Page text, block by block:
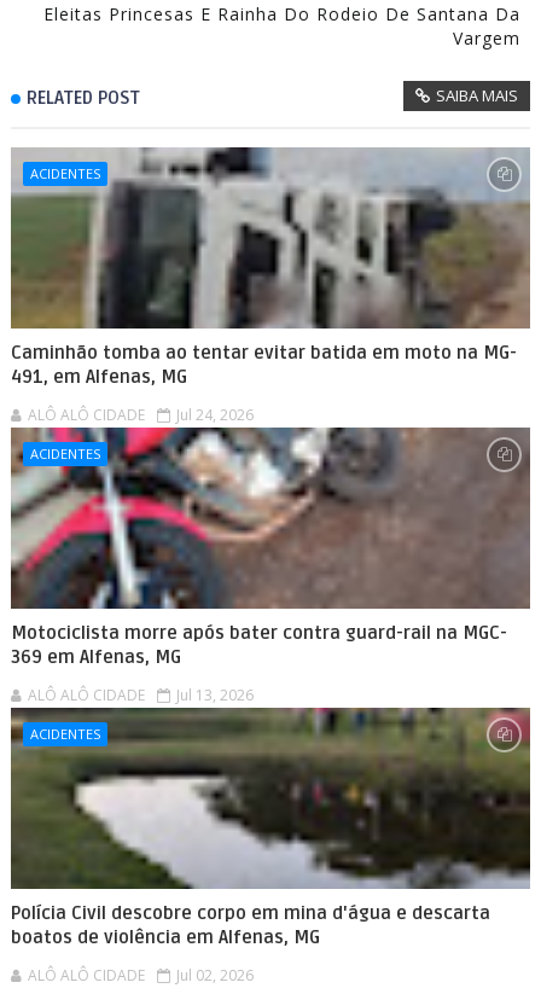
Eleitas Princesas E Rainha Do Rodeio De Santana Da
Vargem
RELATED POST SAIBA MAIS
ACIDENTES
Caminhão tomba ao tentar evitar batida em moto na MG-
491, em Alfenas, MG
ALÔ ALÔ CIDADE Jul 24, 2026
ACIDENTES
Motociclista morre após bater contra guard-rail na MGC-
369 em Alfenas, MG
ALÔ ALÔ CIDADE Jul 13, 2026
ACIDENTES
Polícia Civil descobre corpo em mina d'água e descarta
boatos de violência em Alfenas, MG
ALÔ ALÔ CIDADE Jul 02, 2026